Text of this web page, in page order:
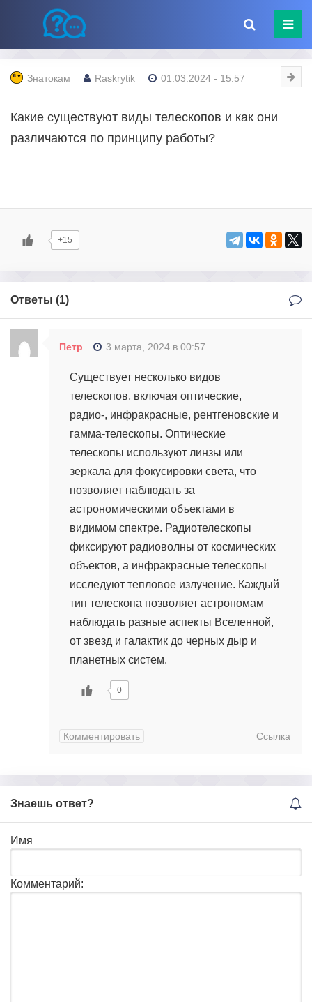
Знатокам Raskrytik 01.03.2024 - 15:57
Какие существуют виды телескопов и как они
различаются по принципу работы?
+15
Ответы (1)
Петр 3 марта, 2024 в 00:57
Существует несколько видов
телескопов, включая оптические,
радио-, инфракрасные, рентгеновские и
гамма-телескопы. Оптические
телескопы используют линзы или
зеркала для фокусировки света, что
позволяет наблюдать за
астрономическими объектами в
видимом спектре. Радиотелескопы
фиксируют радиоволны от космических
объектов, а инфракрасные телескопы
исследуют тепловое излучение. Каждый
тип телескопа позволяет астрономам
наблюдать разные аспекты Вселенной,
от звезд и галактик до черных дыр и
планетных систем.
0
Комментировать Ссылка
Знаешь ответ?
Имя
Комментарий: